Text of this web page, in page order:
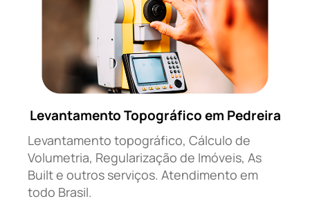
Levantamento Topográfico em Pedreira
Levantamento topográfico, Cálculo de
Volumetria, Regularização de Imóveis, As
Built e outros serviços. Atendimento em
todo Brasil.